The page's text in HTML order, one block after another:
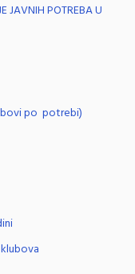
JAVNIH POTREBA U
po potrebi)